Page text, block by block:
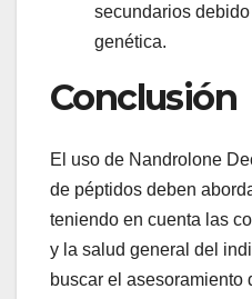
secundarios
genética.
Conclusión
El uso de Nandrolone
de péptidos deben
teniendo en cuenta las
y la salud general del
buscar el asesoramiento